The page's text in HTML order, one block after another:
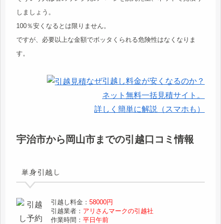
しましょう。
100％安くなるとは限りません。
ですが、必要以上な金額でボッタくられる危険性はなくなりま
す。
なぜ引越し料金が安くなるのか？
ネット無料一括見積サイト。
詳しく簡単に解説（スマホも）
宇治市から岡山市までの引越口コミ情報
単身引越し
引越し料金：58000円
引越業者： アリさんマークの引越社
作業時間：平日午前